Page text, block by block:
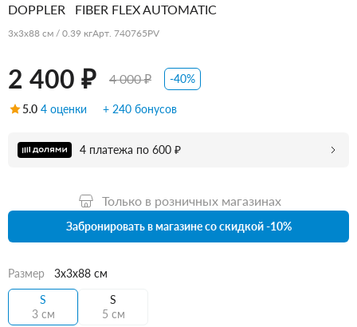
DOPPLER FIBER FLEX AUTOMATIC
3x3x88 см / 0.39 кгАрт. 740765PV
2 400 ₽ 4 000 ₽ -40%
5.0 4 оценки + 240 бонусов
4 платежа по 600 ₽
Только в розничных магазинах
Забронировать в магазине со скидкой -10%
Размер
3x3x88 см
S
3 см
S
5 см